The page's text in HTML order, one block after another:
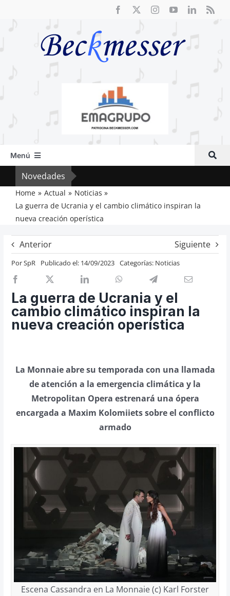
Menú
Inicio
Actual
Artículos
Previos de ópera
Entrevistas
Recomendación
Cosas de Beckmesser
Nosotros y privacidad
Buscar:
Novedades
Home Actual
Noticias
La guerra de Ucrania y el cambio climático inspiran la
nueva creación operística
Anterior Siguiente
PorSpR Publicado el: 14/09/2023 Categorías: Noticias
La guerra de Ucrania y el
cambio climático inspiran la
nueva creación operística
La Monnaie abre su temporada con una llamada
de atención a la emergencia climática y la
Metropolitan Opera estrenará una ópera
encargada a Maxim Kolomiiets sobre el conflicto
armado
Escena Cassandra en La Monnaie (c) Karl Forster